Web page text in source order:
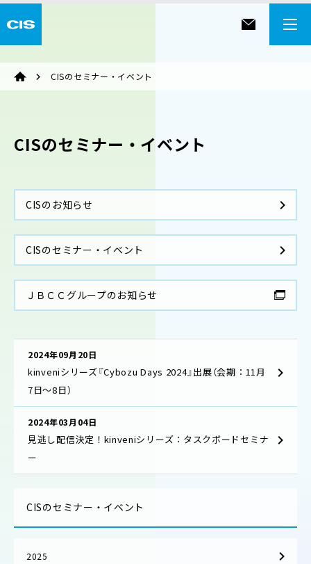
CISのセミナー・イベント
CISのセミナー・イベント
CISのお知らせ
CISのセミナー・イベント
ＪＢＣＣグループのお知らせ
2024年09月20日
kinveniシリーズ『Cybozu Days 2024』出展（会期：11月
7日～8日）
2024年03月04日
見逃し配信決定！kinveniシリーズ：タスクボードセミナ
ー
CISのセミナー・イベント
2025